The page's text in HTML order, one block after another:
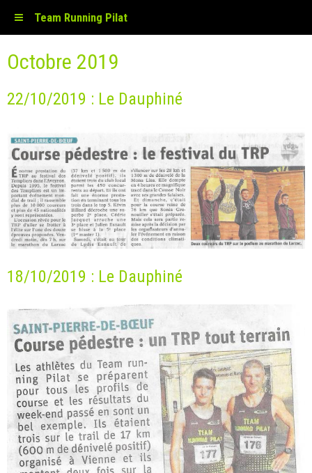
Team Running Pilat
Octobre 2019
22/10/2019 : Le Dauphiné
18/10/2019 : Le Dauphiné